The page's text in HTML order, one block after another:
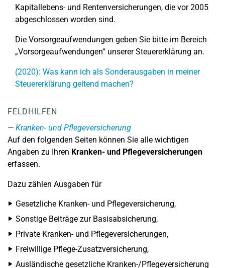
Kapitallebens- und Rentenversicherungen, die vor 2005
abgeschlossen worden sind.
Die Vorsorgeaufwendungen geben Sie bitte im Bereich
„Vorsorgeaufwendungen“ unserer Steuererklärung an.
(2020): Was kann ich als Sonderausgaben in meiner
Steuererklärung geltend machen?
FELDHILFEN
Kranken- und Pflegeversicherung
Auf den folgenden Seiten können Sie alle wichtigen
Angaben zu Ihren Kranken- und Pflegeversicherungen
erfassen.
Dazu zählen Ausgaben für
Gesetzliche Kranken- und Pflegeversicherung,
Sonstige Beiträge zur Basisabsicherung,
Private Kranken- und Pflegeversicherungen,
Freiwillige Pflege-Zusatzversicherung,
Ausländische gesetzliche Kranken-/Pflegeversicherung